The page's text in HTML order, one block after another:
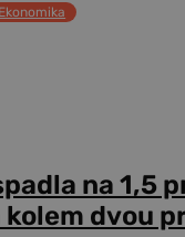
Ekonomika
na 1,5
kolem dvou